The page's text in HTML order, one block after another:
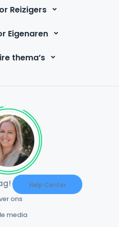
Reizigers
Eigenaren
thema’s
Help Center
ons
media